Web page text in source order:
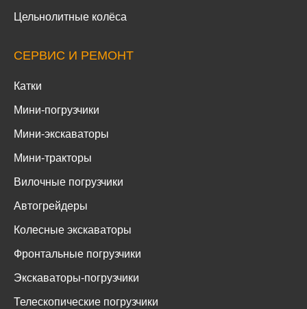
Цельнолитные колёса
СЕРВИС И РЕМОНТ
Катки
Мини-погрузчики
Мини-экскаваторы
Мини-тракторы
Вилочные погрузчики
Автогрейдеры
Колесные экскаваторы
Фронтальные погрузчики
Экскаваторы-погрузчики
Телескопические погрузчики